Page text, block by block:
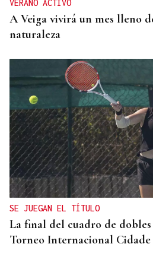
VERANO ACTIVO
A Veiga vivirá un mes lleno
naturaleza
SE JUEGAN EL TÍTULO
La final del cuadro de dobles
Torneo Internacional Cidade